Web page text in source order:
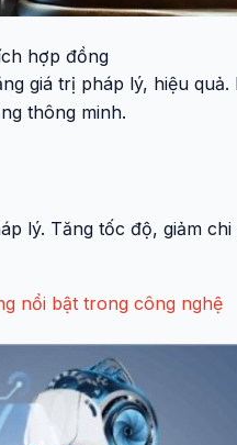
hợp đồng
giá trị pháp lý, hiệu
thông minh.
lý. Tăng tốc độ, giảm
nổi bật trong công nghệ